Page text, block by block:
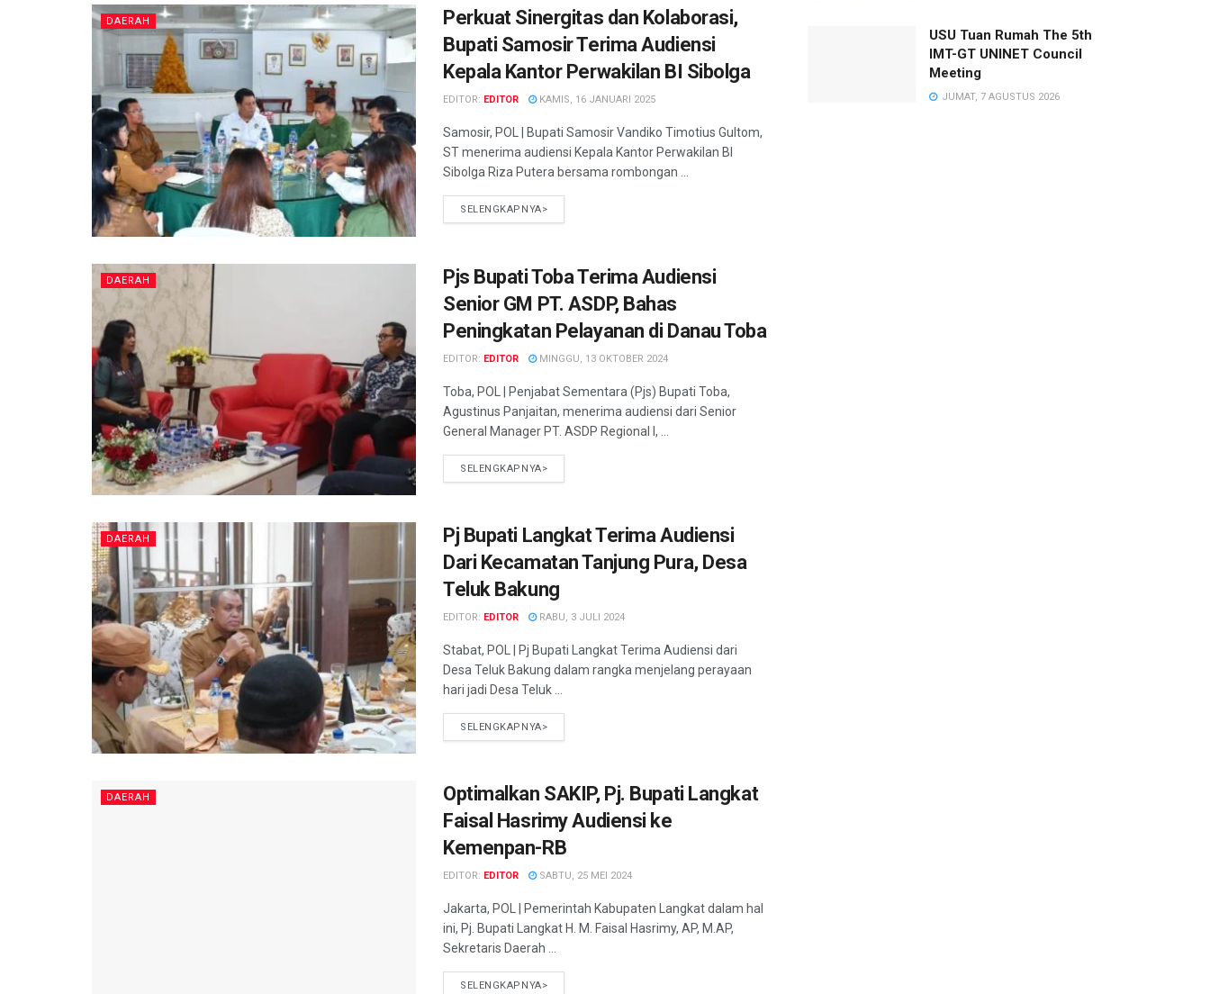
DAERAH
Perkuat Sinergitas dan Kolaborasi,
Bupati Samosir Terima Audiensi
Kepala Kantor Perwakilan BI Sibolga
EDITOR: EDITOR KAMIS, 16 JANUARI 2025
Samosir, POL | Bupati Samosir Vandiko Timotius Gultom,
ST menerima audiensi Kepala Kantor Perwakilan BI
Sibolga Riza Putera bersama rombongan ...
SELENGKAPNYA>
DAERAH
Pjs Bupati Toba Terima Audiensi
Senior GM PT. ASDP, Bahas
Peningkatan Pelayanan di Danau Toba
EDITOR: EDITOR MINGGU, 13 OKTOBER 2024
Toba, POL | Penjabat Sementara (Pjs) Bupati Toba,
Agustinus Panjaitan, menerima audiensi dari Senior
General Manager PT. ASDP Regional I, ...
SELENGKAPNYA>
DAERAH
Pj Bupati Langkat Terima Audiensi
Dari Kecamatan Tanjung Pura, Desa
Teluk Bakung
EDITOR: EDITOR RABU, 3 JULI 2024
Stabat, POL | Pj Bupati Langkat Terima Audiensi dari
Desa Teluk Bakung dalam rangka menjelang perayaan
hari jadi Desa Teluk ...
SELENGKAPNYA>
DAERAH
Optimalkan SAKIP, Pj. Bupati Langkat
Faisal Hasrimy Audiensi ke
Kemenpan-RB
EDITOR: EDITOR SABTU, 25 MEI 2024
Jakarta, POL | Pemerintah Kabupaten Langkat dalam hal
ini, Pj. Bupati Langkat H. M. Faisal Hasrimy, AP, M.AP,
Sekretaris Daerah ...
SELENGKAPNYA>
USU Tuan Rumah The 5th
IMT-GT UNINET Council
Meeting
JUMAT, 7 AGUSTUS 2026